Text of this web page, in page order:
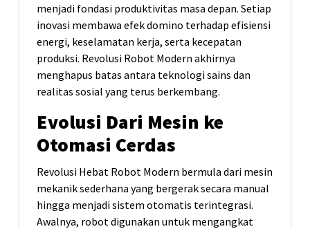
menjadi fondasi produktivitas masa depan. Setiap
inovasi membawa efek domino terhadap efisiensi
energi, keselamatan kerja, serta kecepatan
produksi. Revolusi Robot Modern akhirnya
menghapus batas antara teknologi sains dan
realitas sosial yang terus berkembang.
Evolusi Dari Mesin ke
Otomasi Cerdas
Revolusi Hebat Robot Modern bermula dari mesin
mekanik sederhana yang bergerak secara manual
hingga menjadi sistem otomatis terintegrasi.
Awalnya, robot digunakan untuk mengangkat